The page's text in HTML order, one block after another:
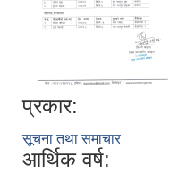
प्रकार:
सूचना तथा समाचार
आर्थिक वर्ष: